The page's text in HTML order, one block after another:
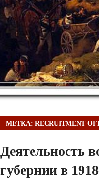
МЕТКА:RECRUITMENT
Деятельность
губернии в